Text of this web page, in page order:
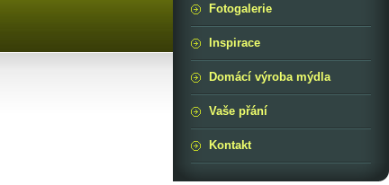
Fotogalerie
Inspirace
Domácí výroba mýdla
Vaše přání
Kontakt